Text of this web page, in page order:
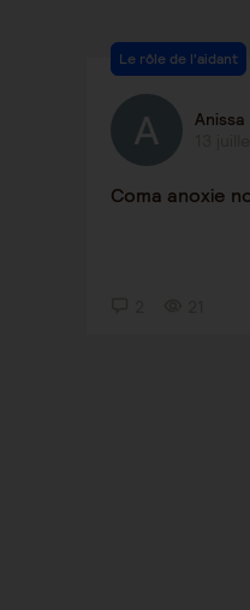
Le rôle de l'aidant
Anissa
Coma anoxie